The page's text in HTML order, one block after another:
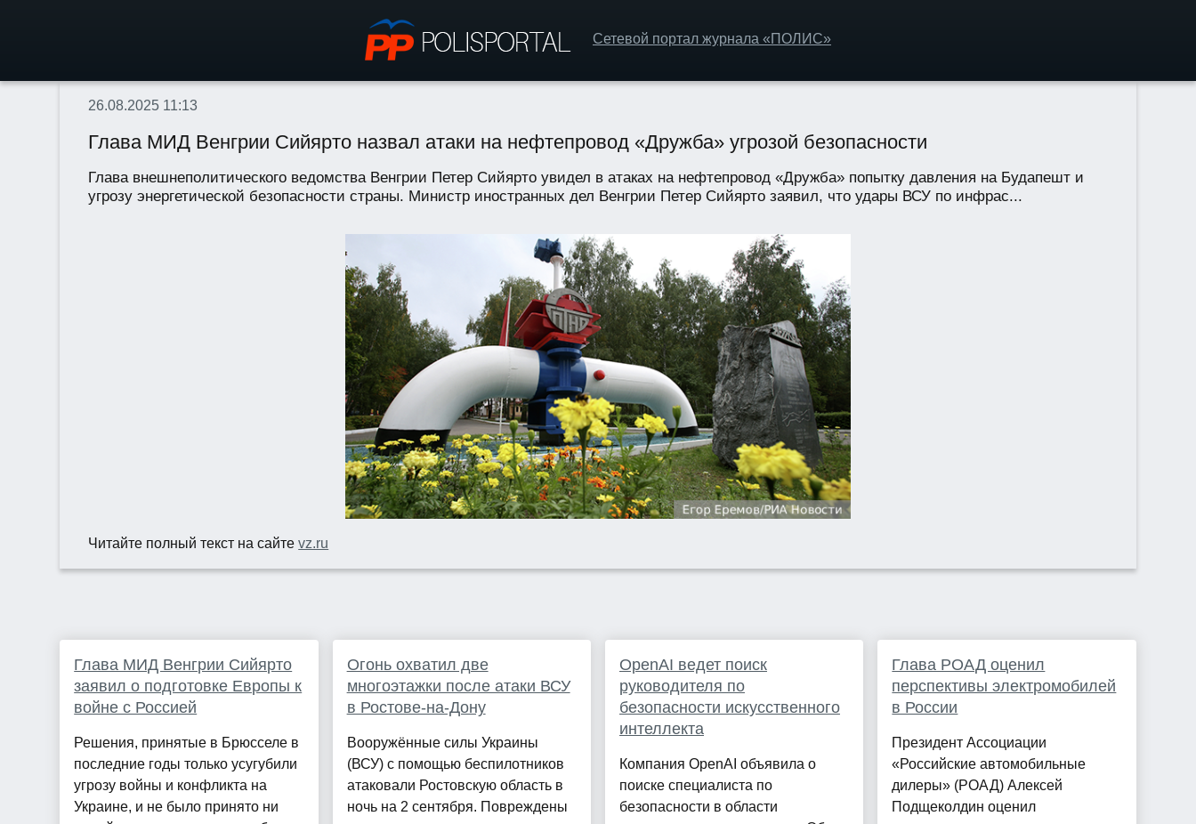
Сетевой портал журнала «ПОЛИС»
26.08.2025 11:13
Глава МИД Венгрии Сийярто назвал атаки на нефтепровод «Дружба» угрозой безопасности
Глава внешнеполитического ведомства Венгрии Петер Сийярто увидел в атаках на нефтепровод «Дружба» попытку давления на Будапешт и
угрозу энергетической безопасности страны. Министр иностранных дел Венгрии Петер Сийярто заявил, что удары ВСУ по инфрас...
Читайте полный текст на сайтеvz.ru
Глава МИД Венгрии Сийярто
заявил о подготовке Европы к
войне с Россией
Решения, принятые в Брюсселе в
последние годы только усугубили
угрозу войны и конфликта на
Украине, и не было принято ни
Огонь охватил две
многоэтажки после атаки ВСУ
в Ростове-на-Дону
Вооружённые силы Украины
(ВСУ) с помощью беспилотников
атаковали Ростовскую область в
ночь на 2 сентября. Повреждены
OpenAI ведет поиск
руководителя по
безопасности искусственного
интеллекта
Компания OpenAI объявила о
поиске специалиста по
безопасности в области
Глава РОАД оценил
перспективы электромобилей
в России
Президент Ассоциации
«Российские автомобильные
дилеры» (РОАД) Алексей
Подщеколдин оценил